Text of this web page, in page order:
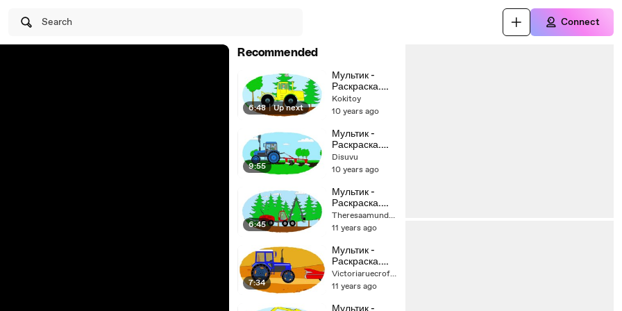
Search Connect
Recommended
6:48 | Up next
Мультик -
Раскраска.
Учим Цвета -
Мультики про
Тракторы -
Часть 2
Kokitoy
10 years ago
9:55
Мультик -
Раскраска.
Учим Цвета -
Тракторные
(часть 1)
Disuvu
10 years ago
6:45
Мультик -
Раскраска.
Учим Цвета -
Тракторы,
в лесу
Theresaamundson96
11 years ago
7:34
Мультик -
Раскраска.
Учим Цвета -
Монстр-трак /
-
Victoriaruecroft54
11 years ago